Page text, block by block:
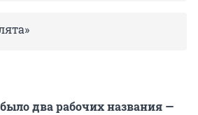
два рабочих названия —